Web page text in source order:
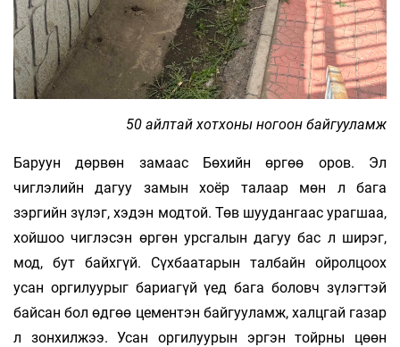
50 айлтай хотхоны ногоон байгууламж
Баруун дөрвөн замаас Бөхийн өргөө оров. Эл
чиглэлийн дагуу замын хоёр талаар мөн л бага
зэргийн зүлэг, хэдэн модтой. Төв шуудангаас урагшаа,
хойшоо чиглэсэн өргөн урсгалын дагуу бас л ширэг,
мод, бут байхгүй. Сүхбаатарын талбайн ойролцоох
усан оргилуурыг бариагүй үед бага боловч зүлэг­тэй
байсан бол өдгөө цементэн байгууламж, халцгай газар
л зонхилжээ. Усан оргилуурын эргэн тойрны цөөн